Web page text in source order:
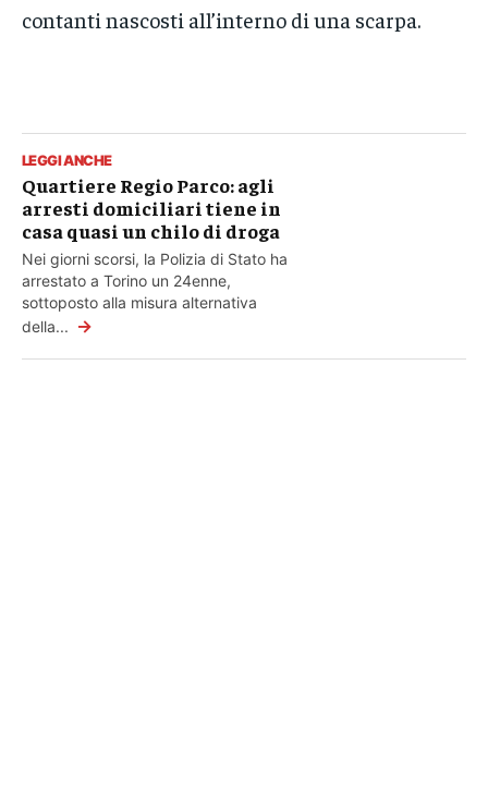
contanti nascosti all’interno di una scarpa.
LEGGI ANCHE
Quartiere Regio Parco: agli
arresti domiciliari tiene in
casa quasi un chilo di droga
Nei giorni scorsi, la Polizia di Stato ha
arrestato a Torino un 24enne,
sottoposto alla misura alternativa
della... →